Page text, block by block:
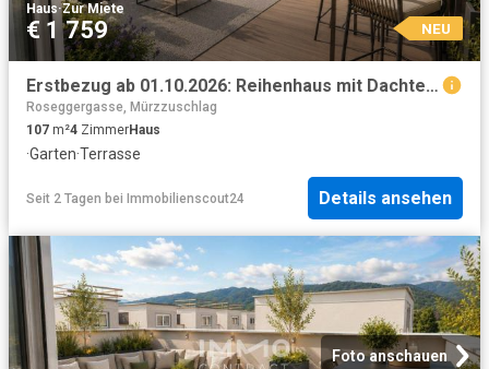
Haus·Zur Miete
€ 1 759 NEU
Erstbezug ab 01.10.2026: Reihenhaus mit Dachterrasse, Eigengarten
Roseggergasse, Mürzzuschlag
107 m²4 ZimmerHaus
·Garten·Terrasse
Seit 2 Tagen bei Immobilienscout24 Details ansehen
Foto anschauen